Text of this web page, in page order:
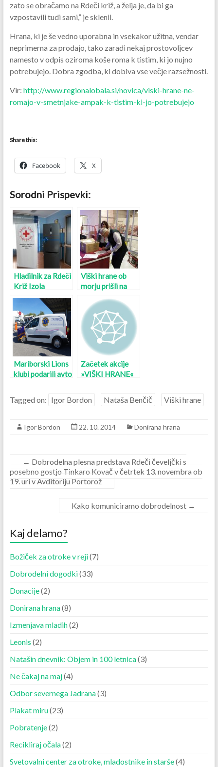
zato se obračamo na Rdeči križ, a želja je, da bi ga
vzpostavili tudi sami,” je sklenil.
Hrana, ki je še vedno uporabna in vsekakor užitna, vendar
neprimerna za prodajo, tako zaradi nekaj prostovoljcev
namesto v odpis oziroma koše roma k tistim, ki jo nujno
potrebujejo. Dobra zgodba, ki dobiva vse večje razsežnosti.
Vir: http://www.regionalobala.si/novica/viski-hrane-ne-
romajo-v-smetnjake-ampak-k-tistim-ki-jo-potrebujejo
Share this:
Facebook X
Sorodni Prispevki:
Hladilnik za Rdeči
Križ Izola
Viški hrane ob
morju prišli na
Mariborski Lions
klubi podarili avto
HRANE
Začetek akcije
»VIŠKI HRANE«
Tagged on: Igor Bordon Nataša Benčič Viški hrane
Igor Bordon 22. 10. 2014 Donirana hrana
← Dobrodelna plesna predstava Rdeči čeveljčki s
posebno gostjo Tinkaro Kovač v četrtek 13. novembra ob
19. uri v Avditoriju Portorož
Kako komuniciramo dobrodelnost →
Kaj delamo?
Božiček za otroke v reji(7)
Dobrodelni dogodki(33)
Donacije(2)
Donirana hrana(8)
Izmenjava mladih(2)
Leonis (2)
Natašin dnevnik: Objem in 100 letnica(3)
Ne čakaj na maj(4)
Odbor severnega Jadrana(3)
Plakat miru(23)
Pobratenje(2)
Recikliraj očala(2)
Svetovalni center za otroke, mladostnike in starše(4)